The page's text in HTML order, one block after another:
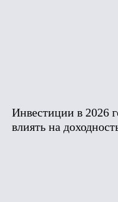
Инвестиции в 2026
влиять на